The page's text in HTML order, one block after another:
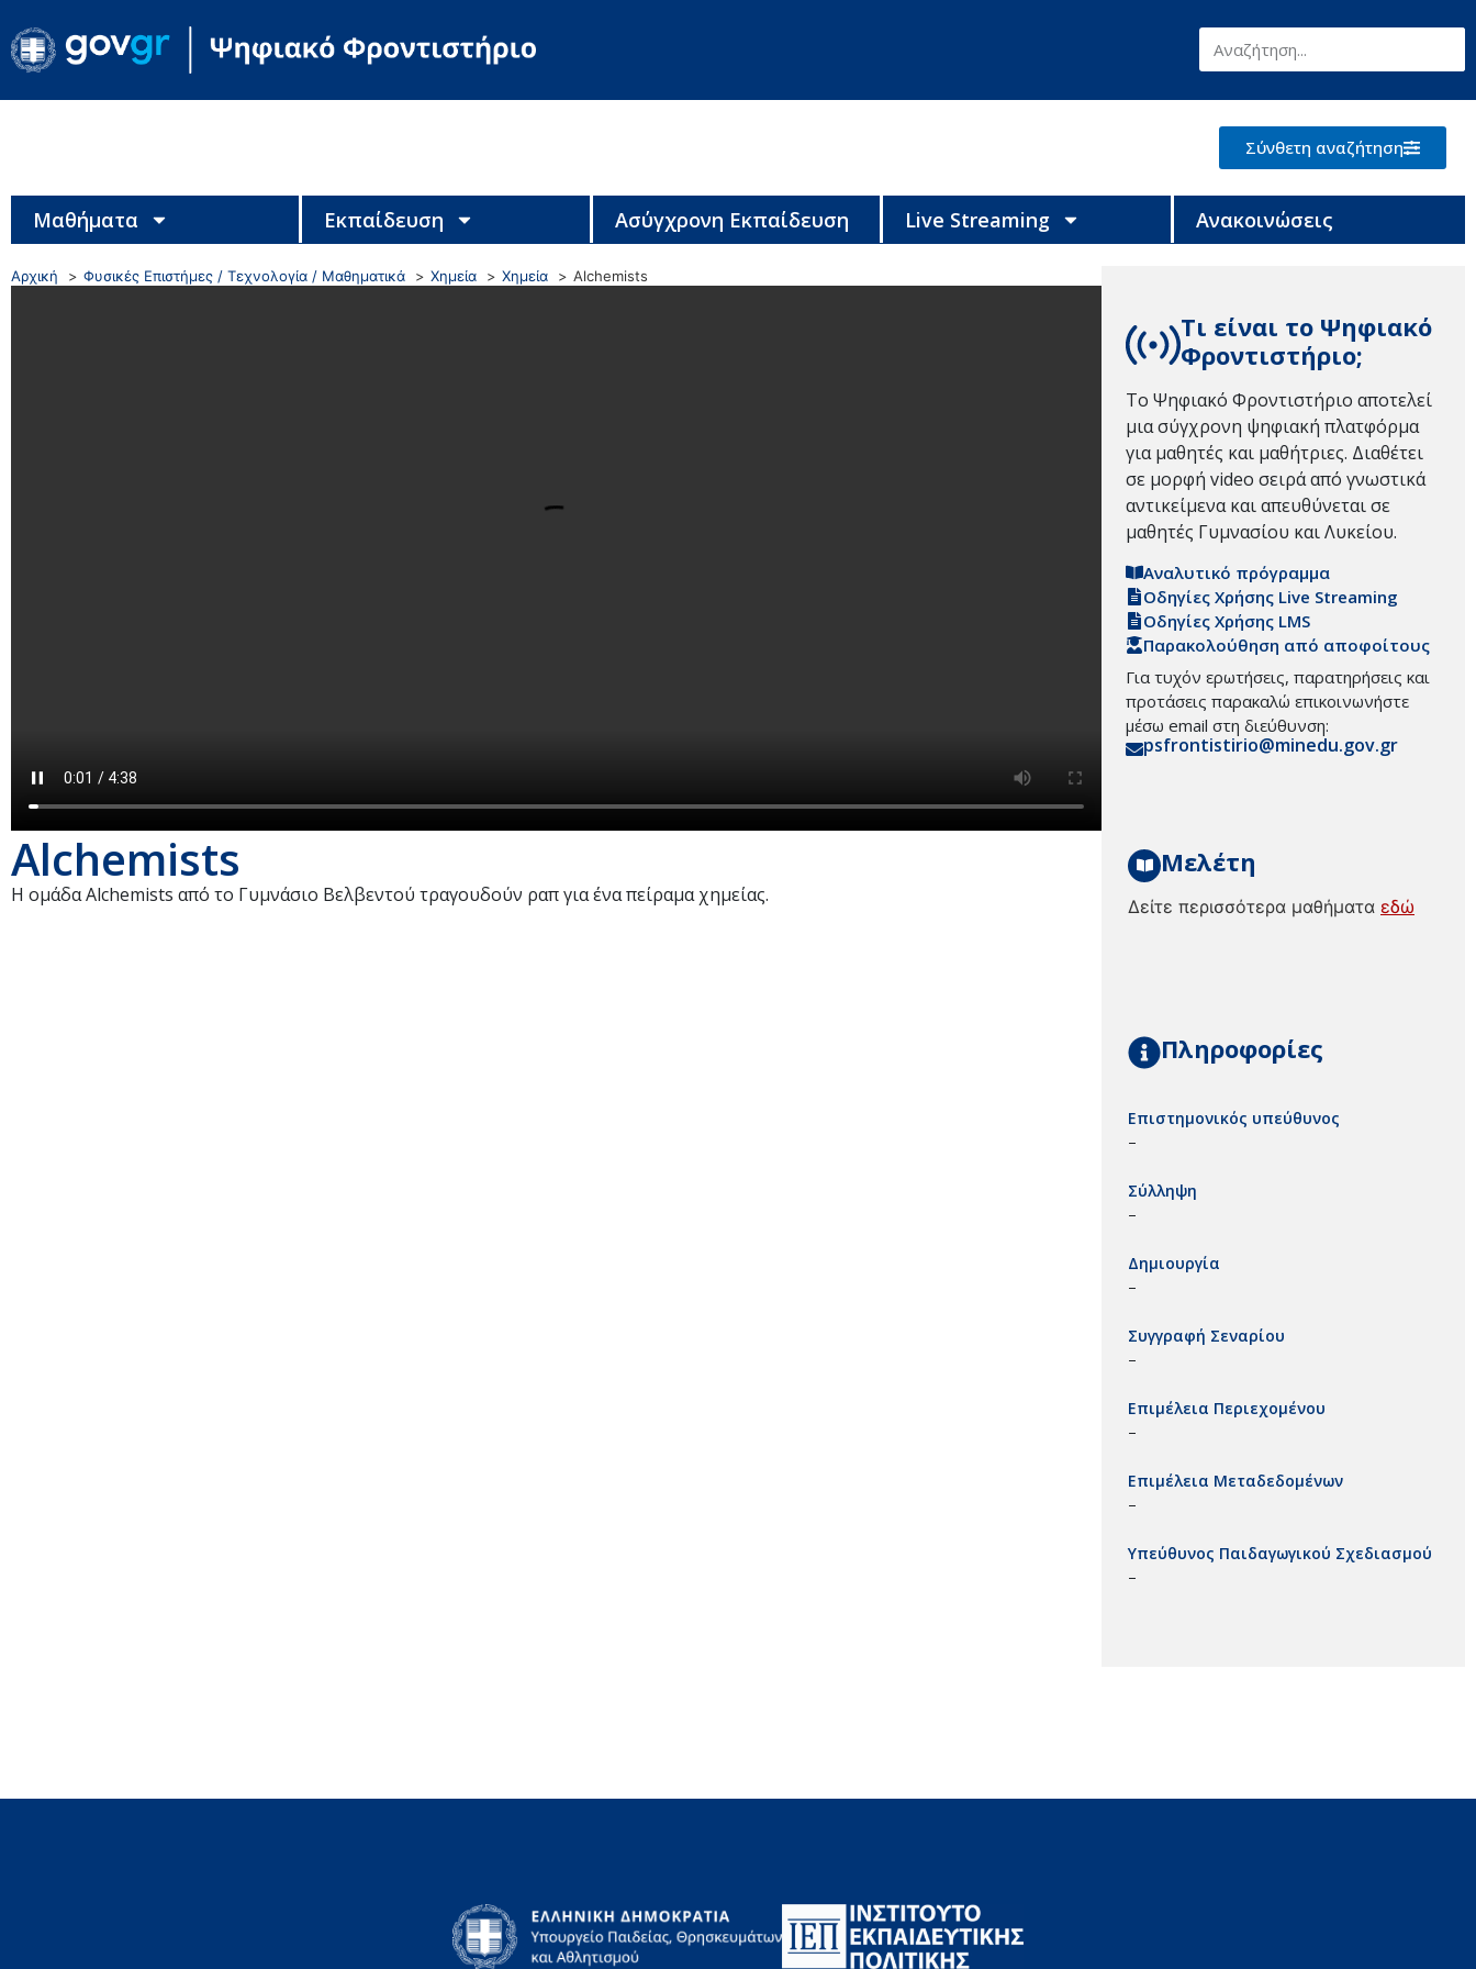
Σύνθετη αναζήτηση
Μαθήματα Εκπαίδευση Ασύγχρονη Εκπαίδευση Live Streaming Ανακοινώσεις
Αρχική Φυσικές Επιστήμες / Τεχνολογία / Μαθηματικά Χημεία Χημεία Alchemists
Alchemists
Η ομάδα Alchemists από το Γυμνάσιο Βελβεντού τραγουδούν ραπ για ένα πείραμα χημείας.
Τι είναι το Ψηφιακό
Φροντιστήριο;
Το Ψηφιακό Φροντιστήριο αποτελεί
μια σύγχρονη ψηφιακή πλατφόρμα
για μαθητές και μαθήτριες. Διαθέτει
σε μορφή video σειρά από γνωστικά
αντικείμενα και απευθύνεται σε
μαθητές Γυμνασίου και Λυκείου.
Αναλυτικό πρόγραμμα
Οδηγίες Χρήσης Live Streaming
Οδηγίες Χρήσης LMS
Παρακολούθηση από αποφοίτους
Για τυχόν ερωτήσεις, παρατηρήσεις και
προτάσεις παρακαλώ επικοινωνήστε
μέσω email στη διεύθυνση:
psfrontistirio@minedu.gov.gr
Μελέτη
Δείτε περισσότερα μαθήματα εδώ
Πληροφορίες
Επιστημονικός υπεύθυνος
–
Σύλληψη
–
Δημιουργία
–
Συγγραφή Σεναρίου
–
Επιμέλεια Περιεχομένου
–
Επιμέλεια Μεταδεδομένων
–
Υπεύθυνος Παιδαγωγικού Σχεδιασμού
–